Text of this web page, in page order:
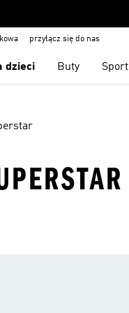
przyłącz się do nas
dzieci Buty Sport